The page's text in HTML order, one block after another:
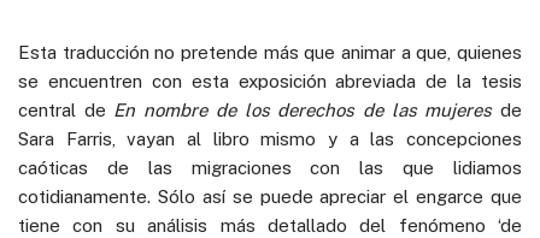
Esta traducción no pretende más que animar a que, quienes
se encuentren con esta exposición abreviada de la tesis
central de En nombre de los derechos de las mujeresde
Sara Farris, vayan al libro mismo y a las concepciones
caóticas de las migraciones con las que lidiamos
cotidianamente. Sólo así se puede apreciar el engarce que
tiene con su análisis más detallado del fenómeno ‘de